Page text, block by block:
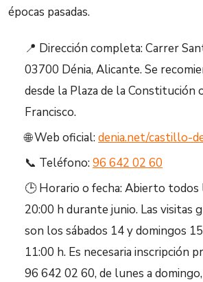
épocas pasadas.
📍 Dirección completa: Carrer
03700 Dénia, Alicante. Se
desde la Plaza de la Constitución
Francisco.
🌐 Web oficial:denia.net/castillo-
📞 Teléfono:96 642 02 60
🕒 Horario o fecha: Abierto todos
20:00 h durante junio. Las visitas
son los sábados 14 y domingos
11:00 h. Es necesaria inscripción
96 642 02 60, de lunes a